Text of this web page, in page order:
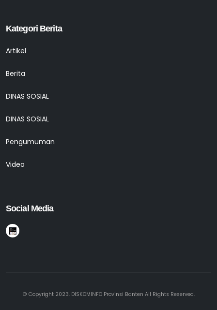
Kategori Berita
Artikel
Berita
DINAS SOSIAL
DINAS SOSIAL
Pengumuman
Video
Social Media
© Copyright 2023. DISKOMINFO Provinsi Banten All Rights Reserved.